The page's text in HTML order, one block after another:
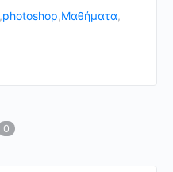
,photoshop,Μαθήματα,
0